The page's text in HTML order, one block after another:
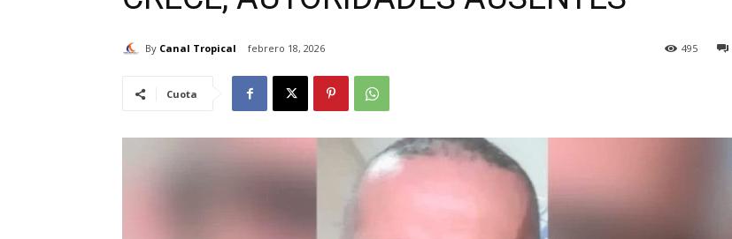
By Canal Tropical febrero 18, 2026 495
Cuota